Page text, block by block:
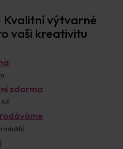
Kvalitní výtvarné
vaši kreativitu
zdarma